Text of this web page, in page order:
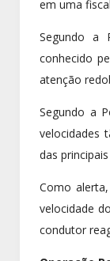
em uma
Segundo a
conhecido
atenção
Segundo a
velocidades
das
Como
velocidade
condutor